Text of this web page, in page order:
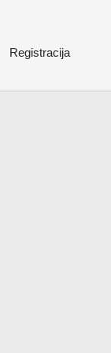
Registracija